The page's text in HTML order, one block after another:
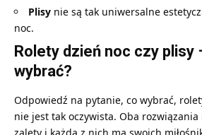
Plisy nie są tak uniwersalne
noc.
Rolety dzień noc czy plisy
wybrać?
Odpowiedź na pytanie, co wybrać,
nie jest tak oczywista. Oba